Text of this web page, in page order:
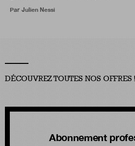
Par Julien Nessi
DÉCOUVREZ TOUTES NOS OFFRES !
Abonnement